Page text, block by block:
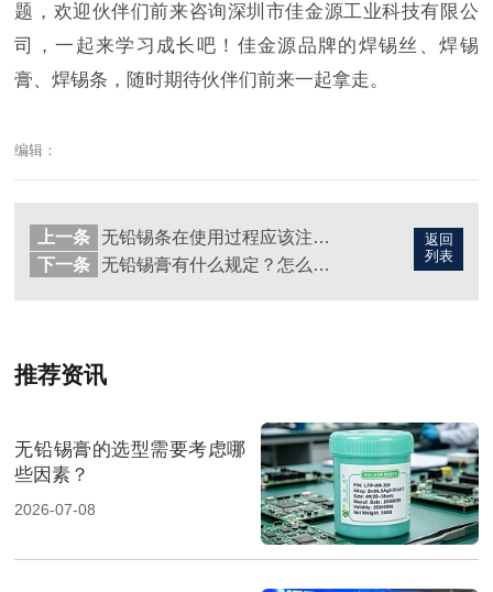
题，欢迎伙伴们前来咨询深圳市佳金源工业科技有限公
司，一起来学习成长吧！佳金源品牌的焊锡丝、焊锡
膏、焊锡条，随时期待伙伴们前来一起拿走。
编辑：
返回
列表
上一条
无铅锡条在使用过程应该注意什么事项？
下一条
无铅锡膏有什么规定？怎么变干了？怎么处理？
推荐资讯
无铅锡膏的选型需要考虑哪
些因素？
2026-07-08